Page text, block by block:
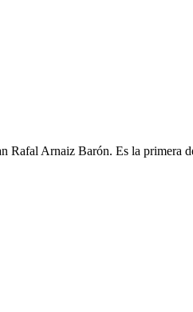
Arnaiz Barón. Es la primera